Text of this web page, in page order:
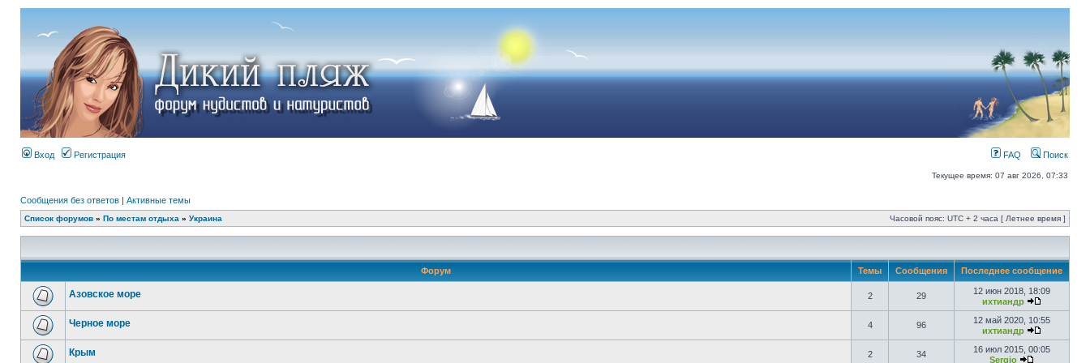
Вход Регистрация FAQ Поиск
Текущее время: 07 авг 2026, 07:33
Сообщения без ответов | Активные темы
Список форумов » По местам отдыха » Украина Часовой пояс: UTC + 2 часа [ Летнее время ]
Форум Темы Сообщения Последнее сообщение
Азовское море 2 29
12 июн 2018, 18:09
ихтиандр
Черное море 4 96
12 май 2020, 10:55
ихтиандр
Крым 2 34
16 июл 2015, 00:05
Sergio